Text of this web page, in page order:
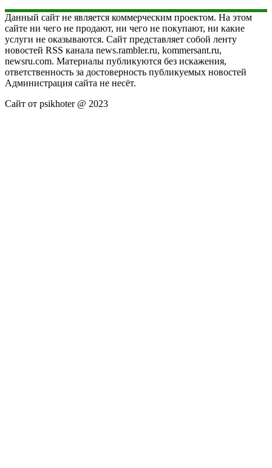
Данный сайт не является коммерческим проектом. На этом
сайте ни чего не продают, ни чего не покупают, ни какие
услуги не оказываются. Сайт представляет собой ленту
новостей RSS канала news.rambler.ru, kommersant.ru,
newsru.com. Материалы публикуются без искажения,
ответственность за достоверность публикуемых новостей
Администрация сайта не несёт.
Сайт от psikhoter @ 2023